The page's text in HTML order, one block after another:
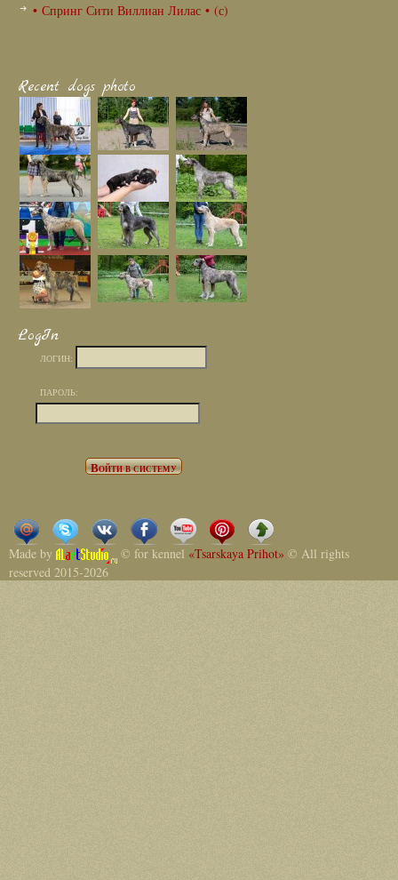
• Спринг Сити Виллиан Лилас • (с)
Recent dogs photo
LogIn
ЛОГИН:
ПАРОЛЬ:
Made by © for kennel «Tsarskaya Prihot» © All rights
reserved 2015-2026